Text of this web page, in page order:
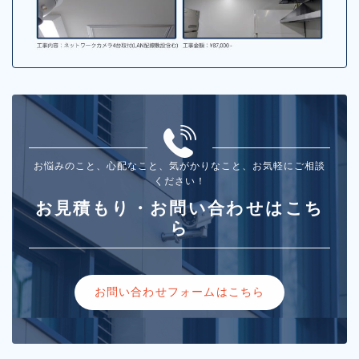
お悩みのこと、心配なこと、気がかりなこと、お気軽にご相談
ください！
お見積もり・お問い合わせはこち
ら
お問い合わせフォームはこちら